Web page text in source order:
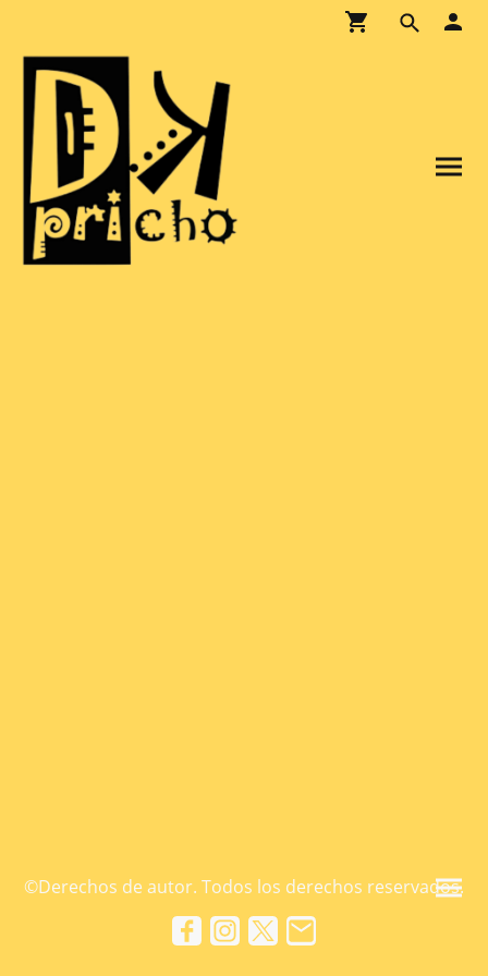
©Derechos de autor. Todos los derechos reservados.